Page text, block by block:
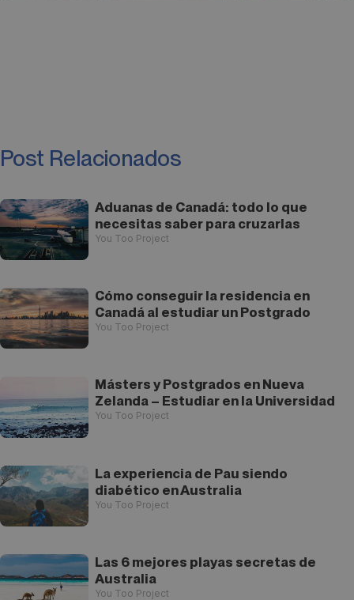
Post Relacionados
Aduanas de Canadá: todo lo que
necesitas saber para cruzarlas
You Too Project
Cómo conseguir la residencia en
Canadá al estudiar un Postgrado
You Too Project
Másters y Postgrados en Nueva
Zelanda – Estudiar en la Universidad
You Too Project
La experiencia de Pau siendo
diabético en Australia
You Too Project
Las 6 mejores playas secretas de
Australia
You Too Project